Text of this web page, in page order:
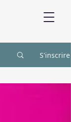
S'inscrire